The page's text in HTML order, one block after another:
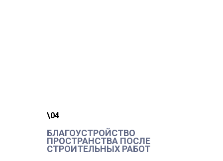
БЛАГОУСТРОЙСТВО
ПРОСТРАНСТВА ПОСЛЕ
СТРОИТЕЛЬНЫХ РАБОТ
\04